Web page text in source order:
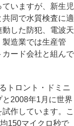
いますが、新生児
同で水質検査に適
した防犯、電波天
造業では生産管
ード会社と組んで
トロント・ドミニ
2008年1月に世界
作しています。こ
150マイクロ秒で